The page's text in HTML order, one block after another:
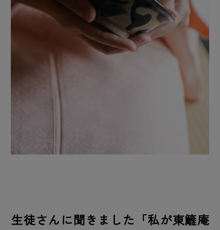
生徒さんに聞きました「私が東籬庵